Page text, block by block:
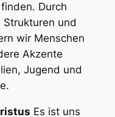
Durch
Strukturen und
wir Menschen
Akzente
Jugend und
Es ist uns